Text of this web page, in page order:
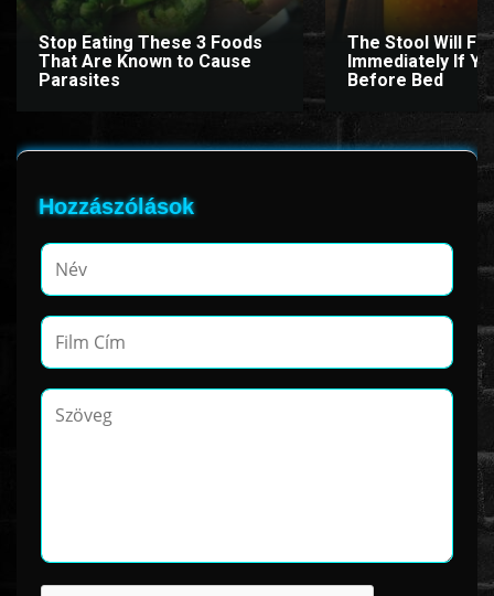
Stop Eating These 3 Foods
That Are Known to Cause
Parasites
The Stool Will Fly
Immediately If
Before Bed
Hozzászólások